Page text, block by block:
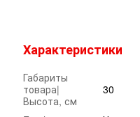
Характеристики
Габариты
товара|
Высота, см
30